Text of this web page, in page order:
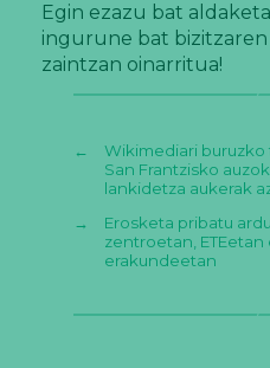
Egin ezazu bat
ingurune bat
zaintzan oinarritua!
←
Wikimediari buruzko
San Frantzisko
lankidetza aukerak
→
Erosketa pribatu
zentroetan,
erakundeetan